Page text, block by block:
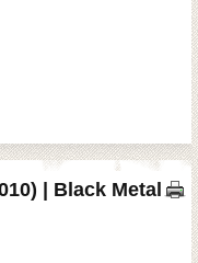
| Black Metal